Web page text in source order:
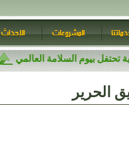
المشروعات
تحتفل بيوم السلامة العالمي
الحرير